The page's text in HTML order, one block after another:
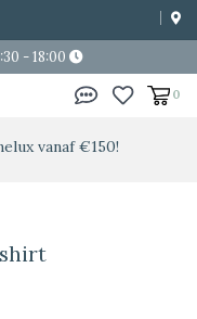
- 18:00
0
vanaf €150!